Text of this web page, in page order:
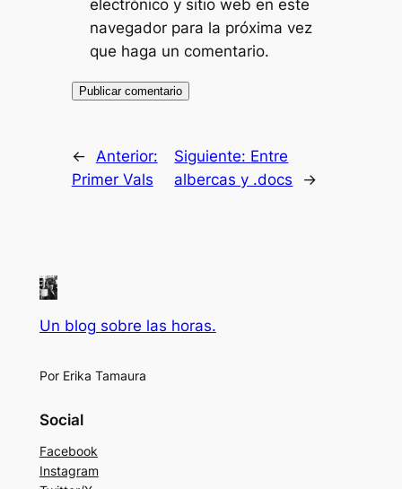
electrónico y sitio web en este
navegador para la próxima vez
que haga un comentario.
←
Anterior:
Primer Vals
Siguiente: Entre
albercas y .docs
→
Un blog sobre las horas.
Por Erika Tamaura
Social
Facebook
Instagram